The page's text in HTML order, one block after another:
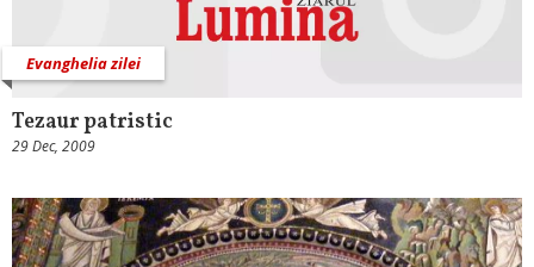
Evanghelia zilei
Tezaur patristic
29 Dec, 2009